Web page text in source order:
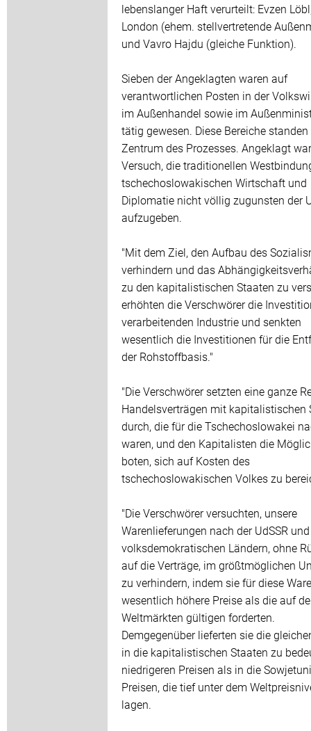
lebenslanger Haft verurteilt: Evzen
London (ehem. stellvertretende
und Vavro Hajdu (gleiche Funktion).
Sieben der Angeklagten waren auf
verantwortlichen Posten in der
im Außenhandel sowie im
tätig gewesen. Diese Bereiche
Zentrum des Prozesses. Angeklagt
Versuch, die traditionellen
tschechoslowakischen Wirtschaft und
Diplomatie nicht völlig zugunsten der
aufzugeben.
"Mit dem Ziel, den Aufbau des
verhindern und das
zu den kapitalistischen Staaten zu
erhöhten die Verschwörer die
verarbeitenden Industrie und senkten
wesentlich die Investitionen für die
der Rohstoffbasis."
"Die Verschwörer setzten eine ganze
Handelsverträgen mit kapitalistischen
durch, die für die Tschechoslowakei
waren, und den Kapitalisten die
boten, sich auf Kosten des
tschechoslowakischen Volkes zu
"Die Verschwörer versuchten, unsere
Warenlieferungen nach der UdSSR
volksdemokratischen Ländern, ohne
auf die Verträge, im größtmöglichen
zu verhindern, indem sie für diese
wesentlich höhere Preise als die auf
Weltmärkten gültigen forderten.
Demgegenüber lieferten sie die
in die kapitalistischen Staaten zu
niedrigeren Preisen als in die
Preisen, die tief unter dem
lagen.